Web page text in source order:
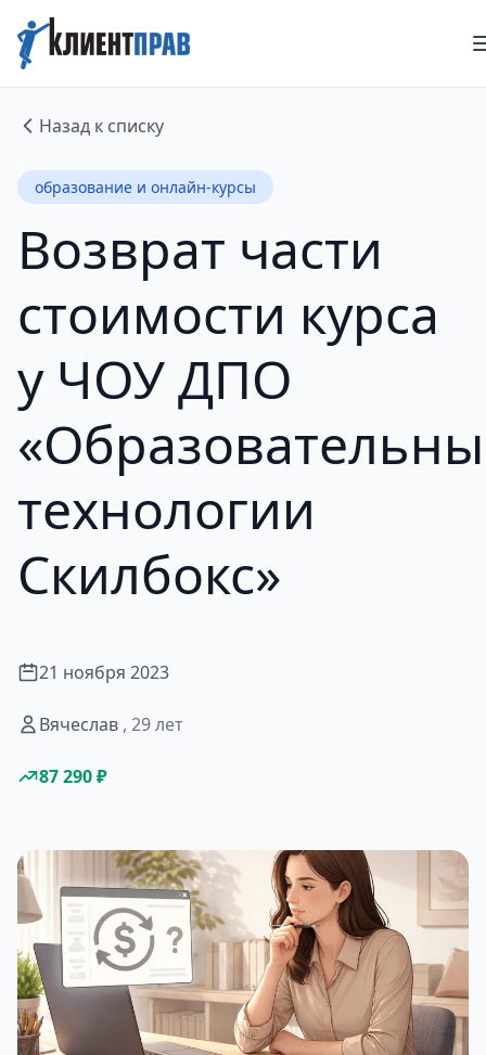
Назад к списку
образование и онлайн-курсы
Возврат части
стоимости курса
у ЧОУ ДПО
технологии
Скилбокс»
21 ноября 2023
Вячеслав , 29 лет
87 290 ₽